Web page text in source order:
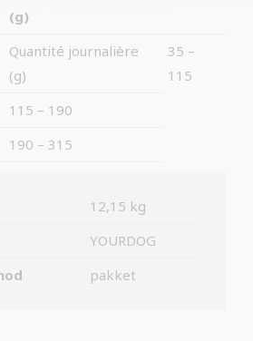
(g)
Quantité journalière
(g)
35 –
115
115 – 190
190 – 315
12,15 kg
YOURDOG
pakket